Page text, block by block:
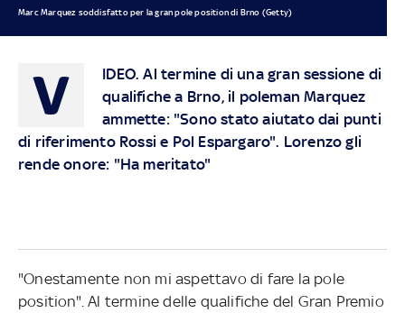
Marc Marquez soddisfatto per la gran pole position di Brno (Getty)
V IDEO.Al termine di una gran sessione di
qualifiche a Brno, il poleman Marquez
ammette: "Sono stato aiutato dai punti
di riferimento Rossi e Pol Espargaro". Lorenzo gli
rende onore: "Ha meritato"
"Onestamente non mi aspettavo di fare la pole
position". Al termine delle qualifiche del Gran Premio